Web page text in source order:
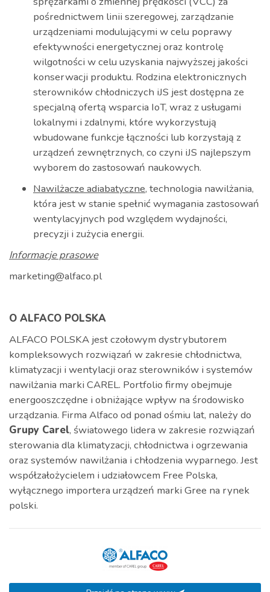
pośrednictwem linii szeregowej, zarządzanie
urządzeniami modulującymi w celu poprawy
efektywności energetycznej oraz kontrolę
wilgotności w celu uzyskania najwyższej jakości
konserwacji produktu. Rodzina elektronicznych
sterowników chłodniczych iJS jest dostępna ze
specjalną ofertą wsparcia IoT, wraz z usługami
lokalnymi i zdalnymi, które wykorzystują
wbudowane funkcje łączności lub korzystają z
urządzeń zewnętrznych, co czyni iJS najlepszym
wyborem do zastosowań naukowych.
Nawilżacze adiabatyczne, technologia nawilżania,
która jest w stanie spełnić wymagania zastosowań
wentylacyjnych pod względem wydajności,
precyzji i zużycia energii.
Informacje prasowe
marketing@alfaco.pl
O ALFACO POLSKA
ALFACO POLSKA jest czołowym dystrybutorem
kompleksowych rozwiązań w zakresie chłodnictwa,
klimatyzacji i wentylacji oraz sterowników i systemów
nawilżania marki CAREL. Portfolio firmy obejmuje
energooszczędne i obniżające wpływ na środowisko
urządzania. Firma Alfaco od ponad ośmiu lat, należy do
Grupy Carel, światowego lidera w zakresie rozwiązań
sterowania dla klimatyzacji, chłodnictwa i ogrzewania
oraz systemów nawilżania i chłodzenia wyparnego. Jest
współzałożycielem i udziałowcem Free Polska,
wyłącznego importera urządzeń marki Gree na rynek
polski.